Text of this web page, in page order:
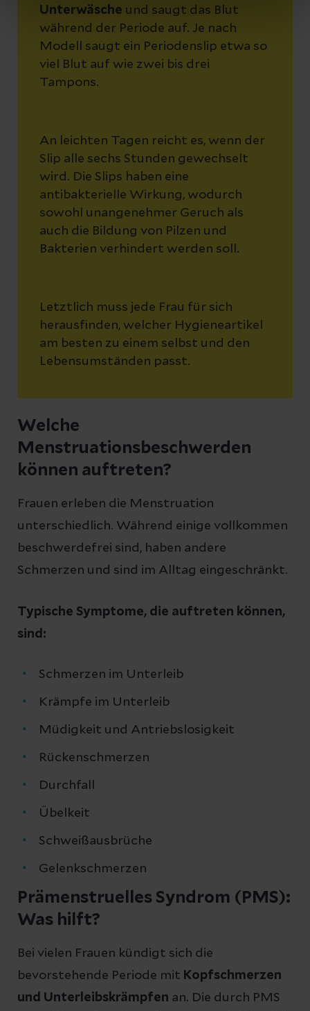
Unterwäsche und saugt das Blut
während der Periode auf. Je nach
Modell saugt ein Periodenslip etwa so
viel Blut auf wie zwei bis drei
Tampons.
An leichten Tagen reicht es, wenn der
Slip alle sechs Stunden gewechselt
wird. Die Slips haben eine
antibakterielle Wirkung, wodurch
sowohl unangenehmer Geruch als
auch die Bildung von Pilzen und
Bakterien verhindert werden soll.
Letztlich muss jede Frau für sich
herausfinden, welcher Hygieneartikel
am besten zu einem selbst und den
Lebensumständen passt.
Welche
Menstruationsbeschwerden
können auftreten?
Frauen erleben die Menstruation
unterschiedlich. Während einige vollkommen
beschwerdefrei sind, haben andere
Schmerzen und sind im Alltag eingeschränkt.
Typische Symptome, die auftreten können,
sind:
Schmerzen im Unterleib
Krämpfe im Unterleib
Müdigkeit und Antriebslosigkeit
Rückenschmerzen
Durchfall
Übelkeit
Schweißausbrüche
Gelenkschmerzen
Prämenstruelles Syndrom (PMS):
Was hilft?
Bei vielen Frauen kündigt sich die
bevorstehende Periode mit Kopfschmerzen
und Unterleibskrämpfen an. Die durch PMS